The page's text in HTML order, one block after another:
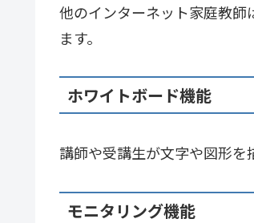
他のインターネット家庭教
ます。
ホワイトボード機能
講師や受講生が文字や図形を
モニタリング機能